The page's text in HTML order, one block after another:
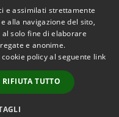
© 2026 • Comune di
Firenzuola • Powered by
Municipium•
Accesso
redazione
e assimilati strettamente
alla navigazione del sito,
solo fine di elaborare
e anonime.
policy al seguente link
RIFIUTA TUTTO